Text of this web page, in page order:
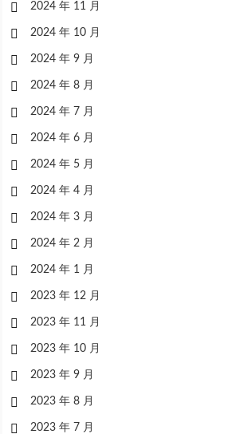
2024 年 11 月
2024 年 10 月
2024 年 9 月
2024 年 8 月
2024 年 7 月
2024 年 6 月
2024 年 5 月
2024 年 4 月
2024 年 3 月
2024 年 2 月
2024 年 1 月
2023 年 12 月
2023 年 11 月
2023 年 10 月
2023 年 9 月
2023 年 8 月
2023 年 7 月